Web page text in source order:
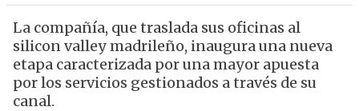
La compañía, que traslada sus oficinas al
silicon valley madrileño, inaugura una nueva
etapa caracterizada por una mayor apuesta
por los servicios gestionados a través de su
canal.